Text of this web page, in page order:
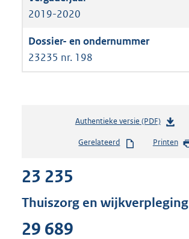
2019-2020
23235 nr. 198
Authentieke versie (PDF)b
s
s
Gerelateerd Printen
23 235
Thuiszorg en wijkverpleging
29 689